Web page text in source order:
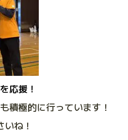
応援！
積極的に行っています！
ね！